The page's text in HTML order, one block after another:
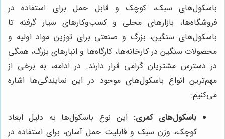
باسکول‌های سبک، کوچک و قابل حمل برای استفاده در
فروشگاه‌ها، بازارهای محلی و کسب‌وکارهای سیار گرفته تا
باسکول‌های سنگین، بزرگ و صنعتی برای توزین مواد اولیه و
محصولات سنگین در کارخانه‌ها، کارگاه‌ها و انبارهای بزرگ، همگی
در دسترس مشتریان گرامی قرار دارند. در ادامه، به برخی از
مهم‌ترین انواع باسکول‌های موجود در این نمایندگی‌ها اشاره
می‌کنیم:
باسکول‌های کمری: این نوع باسکول‌ها به دلیل ابعاد
کوچک، وزن سبک و قابلیت حمل آسان، برای استفاده در